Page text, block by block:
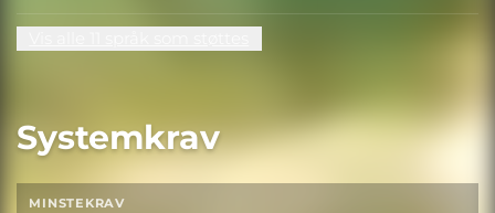
Systemkrav
MINSTEKRAV